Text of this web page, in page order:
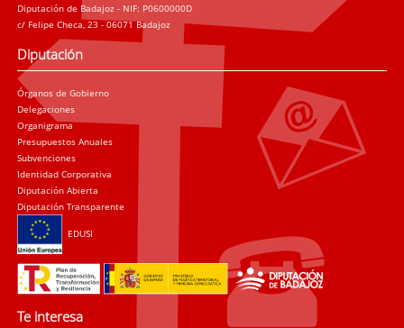
Diputación de Badajoz - NIF: P0600000D
c/ Felipe Checa, 23 - 06071 Badajoz
Diputación
Órganos de Gobierno
Delegaciones
Organigrama
Presupuestos Anuales
Subvenciones
Identidad Corporativa
Diputación Abierta
Diputación Transparente
EDUSI
Te interesa